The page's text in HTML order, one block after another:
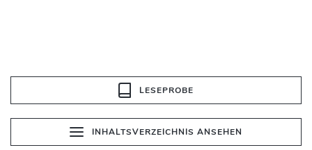
LESEPROBE
INHALTSVERZEICHNIS ANSEHEN